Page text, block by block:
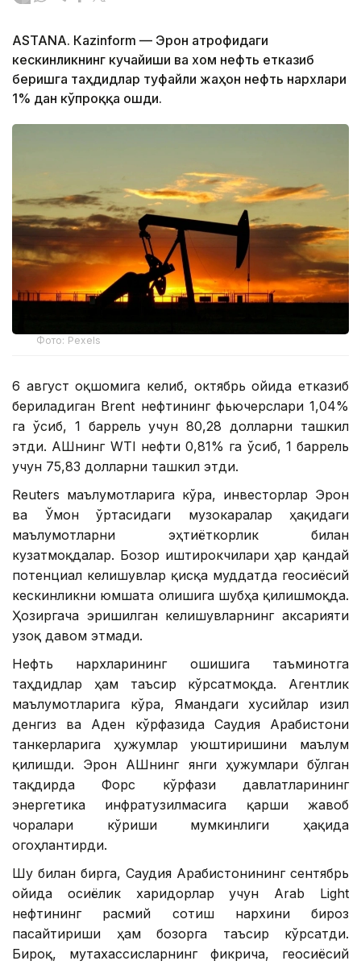
ASTANА. Кazinform — Эрон атрофидаги
кескинликнинг кучайиши ва хом нефть етказиб
беришга таҳдидлар туфайли жаҳон нефть нархлари
1% дан кўпроққа ошди.
Фото: Pexels
6 август оқшомига келиб, октябрь ойида етказиб
бериладиган Brent нефтининг фьючерслари 1,04%
га ўсиб, 1 баррель учун 80,28 долларни ташкил
этди. АҚШнинг WTI нефти 0,81% га ўсиб, 1 баррель
учун 75,83 долларни ташкил этди.
Reuters маълумотларига кўра, инвесторлар Эрон
ва Ўмон ўртасидаги музокаралар ҳақидаги
маълумотларни эҳтиёткорлик билан
кузатмоқдалар. Бозор иштирокчилари ҳар қандай
потенциал келишувлар қисқа муддатда геосиёсий
кескинликни юмшата олишига шубҳа қилишмоқда.
Ҳозиргача эришилган келишувларнинг аксарияти
узоқ давом этмади.
Нефть нархларининг ошишига таъминотга
таҳдидлар ҳам таъсир кўрсатмоқда. Агентлик
маълумотларига кўра, Ямандаги хусийлар Қизил
денгиз ва Аден кўрфазида Саудия Арабистони
танкерларига ҳужумлар уюштиришини маълум
қилишди. Эрон АҚШнинг янги ҳужумлари бўлган
тақдирда Форс кўрфази давлатларининг
энергетика инфратузилмасига қарши жавоб
чоралари кўриши мумкинлиги ҳақида
огоҳлантирди.
Шу билан бирга, Саудия Арабистонининг сентябрь
ойида осиёлик харидорлар учун Arab Light
нефтининг расмий сотиш нархини бироз
пасайтириши ҳам бозорга таъсир кўрсатди.
Бироқ, мутахассисларнинг фикрича, геосиёсий